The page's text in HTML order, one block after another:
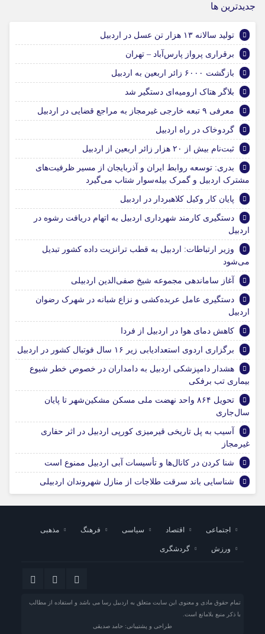
جديدترين ها
تولید سالانه ۱۳ هزار تن عسل در اردبیل
برقراری پرواز پارس‌آباد – تهران
بازگشت ۶۰۰۰ زائر اربعین به اردبیل
بلاگر هتاک ارومیه‌ای دستگیر شد
معرفی ۹ تبعه خارجی غیرمجاز به مراجع قضایی در اردبیل
گردوخاک در راه اردبیل
ثبت‌نام بیش از ۲۰ هزار زائر اربعین از اردبیل
بدری: توسعه روابط ایران و آذربایجان از مسیر ظرفیت‌های
مشترک اردبیل و گمرک بیله‌سوار شتاب می‌گیرد
پایان کار وکیل کلاهبردار در اردبیل
دستگیری کارمند شهرداری اردبیل به اتهام دریافت رشوه در
اردبیل
وزیر ارتباطات: اردبیل به قطب ترانزیت داده کشور تبدیل
می‌شود
آغاز ساماندهی مجموعه شیخ صفی‌الدین اردبیلی
دستگیری عامل عربده‌کشی و نزاع شبانه در شهرک رضوان
اردبیل
کاهش دمای هوا در اردبیل از فردا
برگزاری اردوی استعدادیابی زیر ۱۶ سال فوتبال کشور در اردبیل
هشدار دامپزشکی اردبیل به دامداران در خصوص خطر شیوع
بیماری تب برفکی
تحویل ۸۶۴ واحد نهضت ملی مسکن مشکین‌شهر تا پایان
سال‌جاری
آسیب به پل تاریخی قیرمیزی کورپی اردبیل در اثر حفاری
غیرمجاز
شنا کردن در کانال‌ها و تأسیسات آبی اردبیل ممنوع است
شناسایی باند سرقت طلاجات از منازل شهروندان اردبیلی
اجتماعی اقتصاد سیاسی فرهنگ مذهبی
ورزش گردشگری
تمام حقوق مادی و معنوی این سایت متعلق به اردبیل رسا می باشد و استفاده از مطالب
با ذکر منبع بلامانع است.
طراحی و پشتیبانی: حامد صدیقی